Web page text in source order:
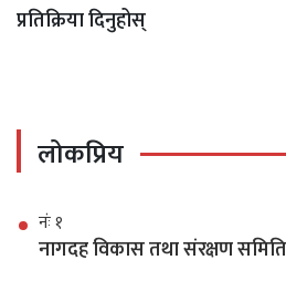
प्रतिक्रिया दिनुहोस्
लोकप्रिय
नंः १
नागदह विकास तथा संरक्षण